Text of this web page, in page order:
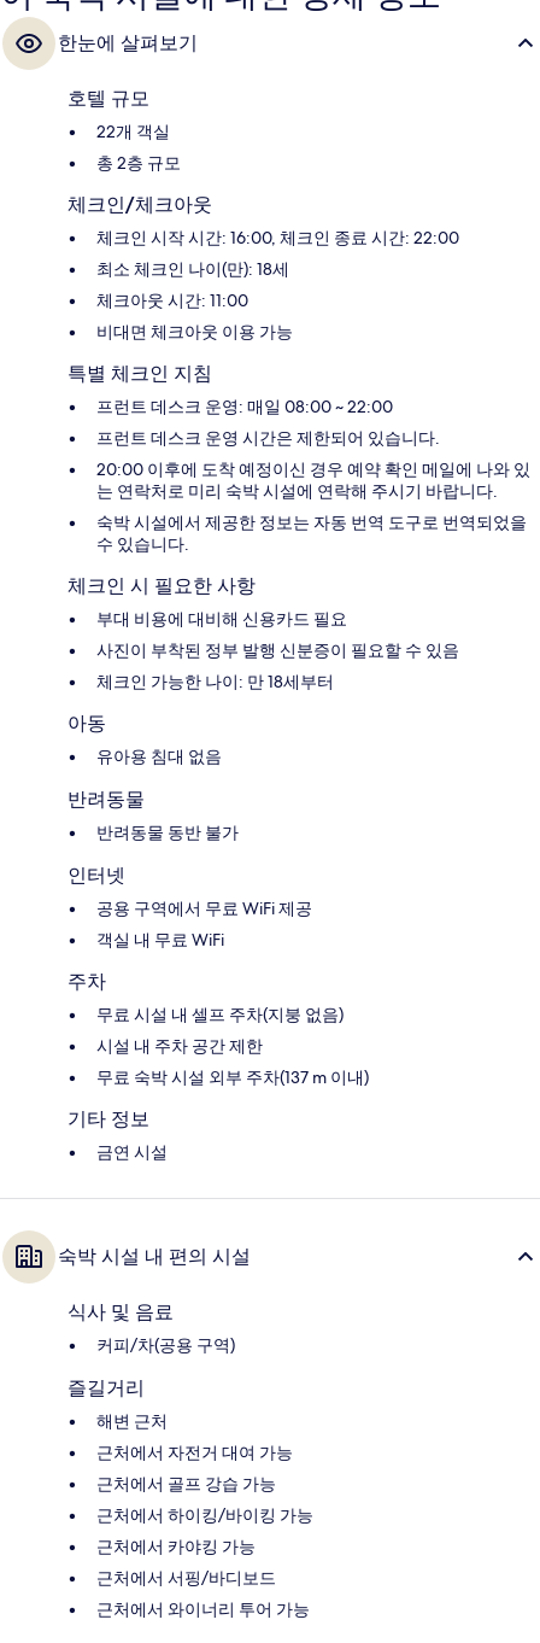
한눈에 살펴보기
호텔 규모
22개 객실
총 2층 규모
체크인/체크아웃
체크인 시작 시간: 16:00, 체크인 종료 시간: 22:00
최소 체크인 나이(만): 18세
체크아웃 시간: 11:00
비대면 체크아웃 이용 가능
특별 체크인 지침
프런트 데스크 운영: 매일 08:00 ~ 22:00
프런트 데스크 운영 시간은 제한되어 있습니다.
20:00 이후에 도착 예정이신 경우 예약 확인 메일에 나와 있
는 연락처로 미리 숙박 시설에 연락해 주시기 바랍니다.
숙박 시설에서 제공한 정보는 자동 번역 도구로 번역되었을
수 있습니다.
체크인 시 필요한 사항
부대 비용에 대비해 신용카드 필요
사진이 부착된 정부 발행 신분증이 필요할 수 있음
체크인 가능한 나이: 만 18세부터
아동
유아용 침대 없음
반려동물
반려동물 동반 불가
인터넷
공용 구역에서 무료 WiFi 제공
객실 내 무료 WiFi
주차
무료 시설 내 셀프 주차(지붕 없음)
시설 내 주차 공간 제한
무료 숙박 시설 외부 주차(137 m 이내)
기타 정보
금연 시설
숙박 시설 내 편의 시설
식사 및 음료
커피/차(공용 구역)
즐길거리
해변 근처
근처에서 자전거 대여 가능
근처에서 골프 강습 가능
근처에서 하이킹/바이킹 가능
근처에서 카야킹 가능
근처에서 서핑/바디보드
근처에서 와이너리 투어 가능